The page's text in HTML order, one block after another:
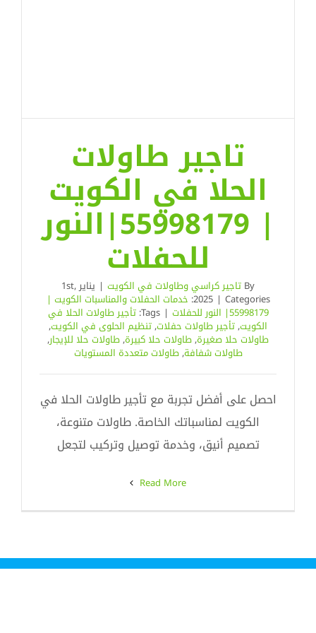
تاجير طاولات
الحلا في الكويت
| 55998179|النور
للحفلات
By تاجير كراسي وطاولات في الكويت | يناير 1st,
2025 | Categories: خدمات الحفلات والمناسبات الكويت |
55998179| النور للحفلات |
Tags: تأجير طاولات الحلا في
الكويت,تأجير طاولات حفلات,تنظيم الحلوى في الكويت,
طاولات حلا صغيرة,طاولات حلا كبيرة,طاولات حلا للإيجار,
طاولات شفافة,طاولات متعددة المستويات
احصل على أفضل تجربة مع تأجير طاولات الحلا في
الكويت لمناسباتك الخاصة. طاولات متنوعة،
تصميم أنيق، وخدمة توصيل وتركيب لتجعل
Read More